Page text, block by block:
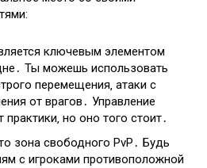
ключевым элементом
Ты можешь использовать
перемещения‚ атаки с
от врагов․ Управление
но оно того стоит․
зона свободного PvP․ Будь
с игроками противоположной